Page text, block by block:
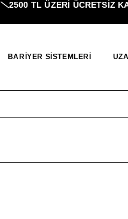
2500 TL ÜZERI ÜCRETSİZ
BARIYER SISTEMLERI